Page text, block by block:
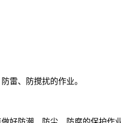
雷、防搅扰的作业。